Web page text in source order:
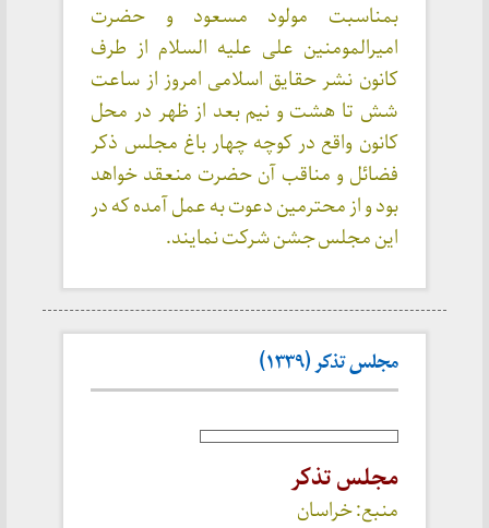
بمناسبت مولود مسعود و حضرت
امیرالمومنین علی علیه السلام از طرف
کانون نشر حقایق اسلامی امروز از ساعت
شش تا هشت و نیم بعد از ظهر در محل
کانون واقع در کوچه چهار باغ مجلس ذکر
فضائل و مناقب آن حضرت منعقد خواهد
بود و از محترمین دعوت به عمل آمده که در
این مجلس جشن شرکت نمایند.
مجلس تذکر (۱۳۳۹)
مجلس تذکر
منبع: خراسان